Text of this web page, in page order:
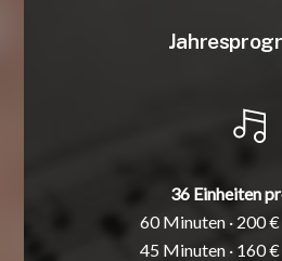
36 Einheiten
60 Minuten · 200
45 Minuten · 160